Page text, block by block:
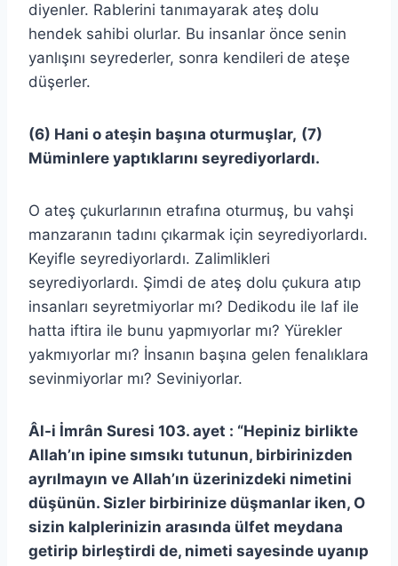
diyenler. Rablerini tanımayarak ateş dolu
hendek sahibi olurlar. Bu insanlar önce senin
yanlışını seyrederler, sonra kendileri de ateşe
düşerler.
(6) Hani o ateşin başına oturmuşlar, (7)
Müminlere yaptıklarını seyrediyorlardı.
O ateş çukurlarının etrafına oturmuş, bu vahşi
manzaranın tadını çıkarmak için seyrediyorlardı.
Keyifle seyrediyorlardı. Zalimlikleri
seyrediyorlardı. Şimdi de ateş dolu çukura atıp
insanları seyretmiyorlar mı? Dedikodu ile laf ile
hatta iftira ile bunu yapmıyorlar mı? Yürekler
yakmıyorlar mı? İnsanın başına gelen fenalıklara
sevinmiyorlar mı? Seviniyorlar.
Âl-i İmrân Suresi 103. ayet : “Hepiniz birlikte
Allah’ın ipine sımsıkı tutunun, birbirinizden
ayrılmayın ve Allah’ın üzerinizdeki nimetini
düşünün. Sizler birbirinize düşmanlar iken, O
sizin kalplerinizin arasında ülfet meydana
getirip birleştirdi de, nimeti sayesinde uyanıp